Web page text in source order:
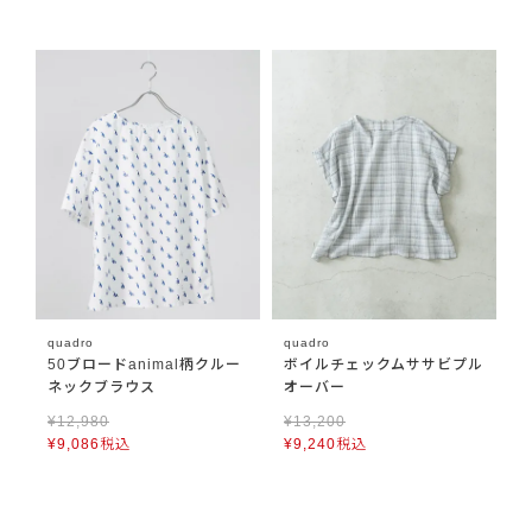
quadro
50ブロードanimal柄クルー
ネックブラウス
¥12,980
¥9,086税込
quadro
ボイルチェックムササビプル
オーバー
¥13,200
¥9,240税込